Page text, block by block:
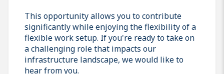
This opportunity allows you to contribute
significantly while enjoying the flexibility of a
flexible work setup. If you're ready to take on
a challenging role that impacts our
infrastructure landscape, we would like to
hear from you.